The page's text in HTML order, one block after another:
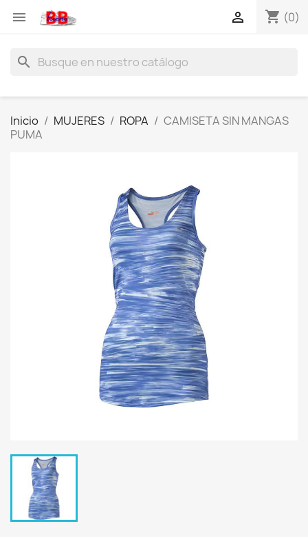
 shopping_cart (0)

search
Inicio MUJERES ROPA
CAMISETA SIN MANGAS
PUMA